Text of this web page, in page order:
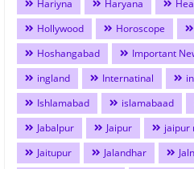
Hariyna Haryana
Hollywood
Horoscope
Hoshangabad
Important
ingland
Internatinal
Ishlamabad
islamabaad
Jabalpur
Jaipur jaipur
Jaitupur
Jalandhar